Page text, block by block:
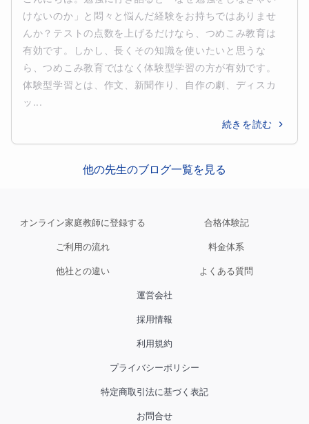
けないのか」と悶々と悩んだ経験をお持ちではありませ
んか？テストの点数を上げるだけなら、つめこみ教育は
有効です。しかし、長くその知識を使いたいと思うな
ら、つめこみ教育ではなく体験型学習の方が有効です。
体験型学習とは、作文、新聞作り、自作の劇、ディスカ
ッ...
続きを読む
他の先生のブログ一覧を見る
オンライン家庭教師に登録する 合格体験記
ご利用の流れ 料金体系
他社との違い よくある質問
運営会社
採用情報
利用規約
プライバシーポリシー
特定商取引法に基づく表記
お問合せ